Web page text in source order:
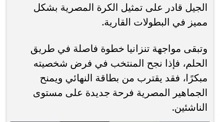
الجيل قادر على تمثيل الكرة المصرية بشكل
مميز في البطولات القارية.
وتبقى مواجهة تنزانيا خطوة فاصلة في طريق
الحلم، فإذا نجح المنتخب في فرض شخصيته
مبكرًا، فقد يقترب من بطاقة النهائي ويمنح
الجماهير المصرية فرحة جديدة على مستوى
الناشئين.